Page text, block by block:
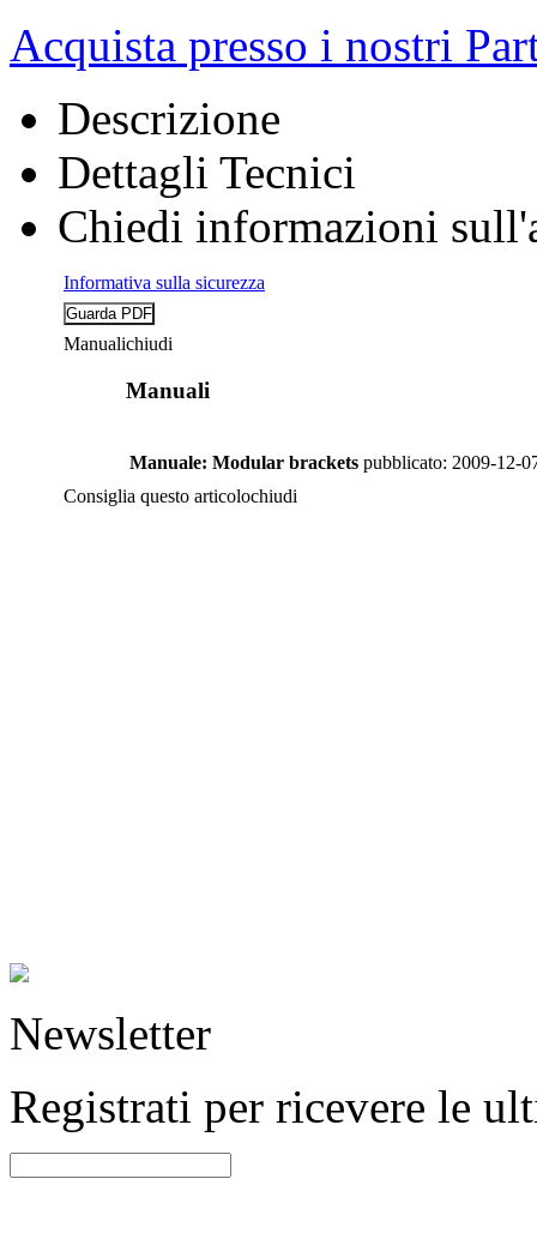
Acquista presso i nostri
Descrizione
Dettagli Tecnici
Chiedi informazioni
Informativa sulla sicurezza
Manualichiudi
Manuali
Manuale: Modular brackets pubblicato: 2009-12-
Consiglia questo articolochiudi
Newsletter
Registrati per ricevere le